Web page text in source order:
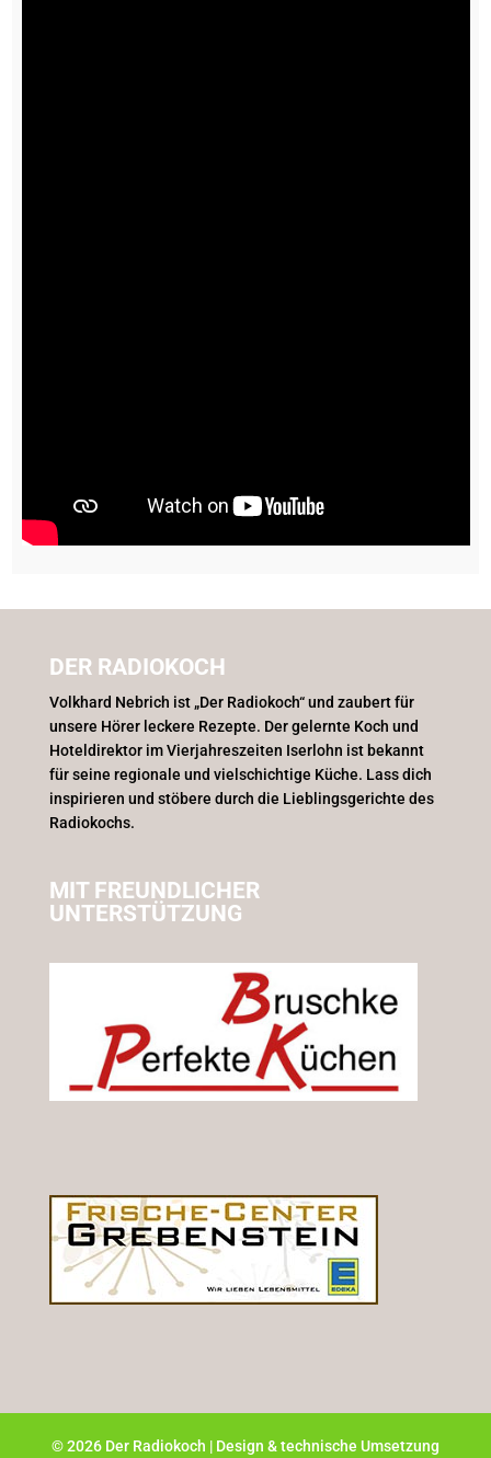
DER RADIOKOCH
Volkhard Nebrich ist „Der Radiokoch“ und zaubert für
unsere Hörer leckere Rezepte. Der gelernte Koch und
Hoteldirektor im Vierjahreszeiten Iserlohn ist bekannt
für seine regionale und vielschichtige Küche. Lass dich
inspirieren und stöbere durch die Lieblingsgerichte des
Radiokochs.
MIT FREUNDLICHER
UNTERSTÜTZUNG
©2026Der Radiokoch | Design & technische Umsetzung